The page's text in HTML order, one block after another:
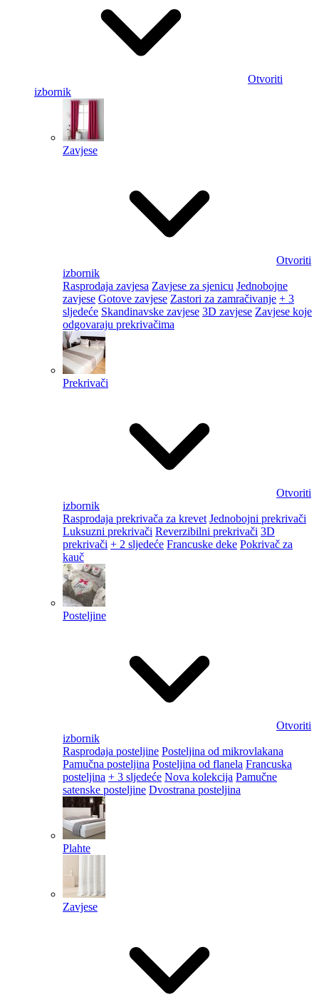
Otvoriti
izbornik
Zavjese
Otvoriti
izbornik
Rasprodaja zavjesa Zavjese za sjenicu Jednobojne
zavjese Gotove zavjese Zastori za zamračivanje + 3
sljedeće Skandinavske zavjese 3D zavjese Zavjese koje
odgovaraju prekrivačima
Prekrivači
Otvoriti
izbornik
Rasprodaja prekrivača za krevet Jednobojni prekrivači
Luksuzni prekrivači Reverzibilni prekrivači 3D
prekrivači + 2 sljedeće Francuske deke Pokrivač za
kauč
Posteljine
Otvoriti
izbornik
Rasprodaja posteljine Posteljina od mikrovlakana
Pamučna posteljina Posteljina od flanela Francuska
posteljina + 3 sljedeće Nova kolekcija Pamučne
satenske posteljine Dvostrana posteljina
Plahte
Zavjese